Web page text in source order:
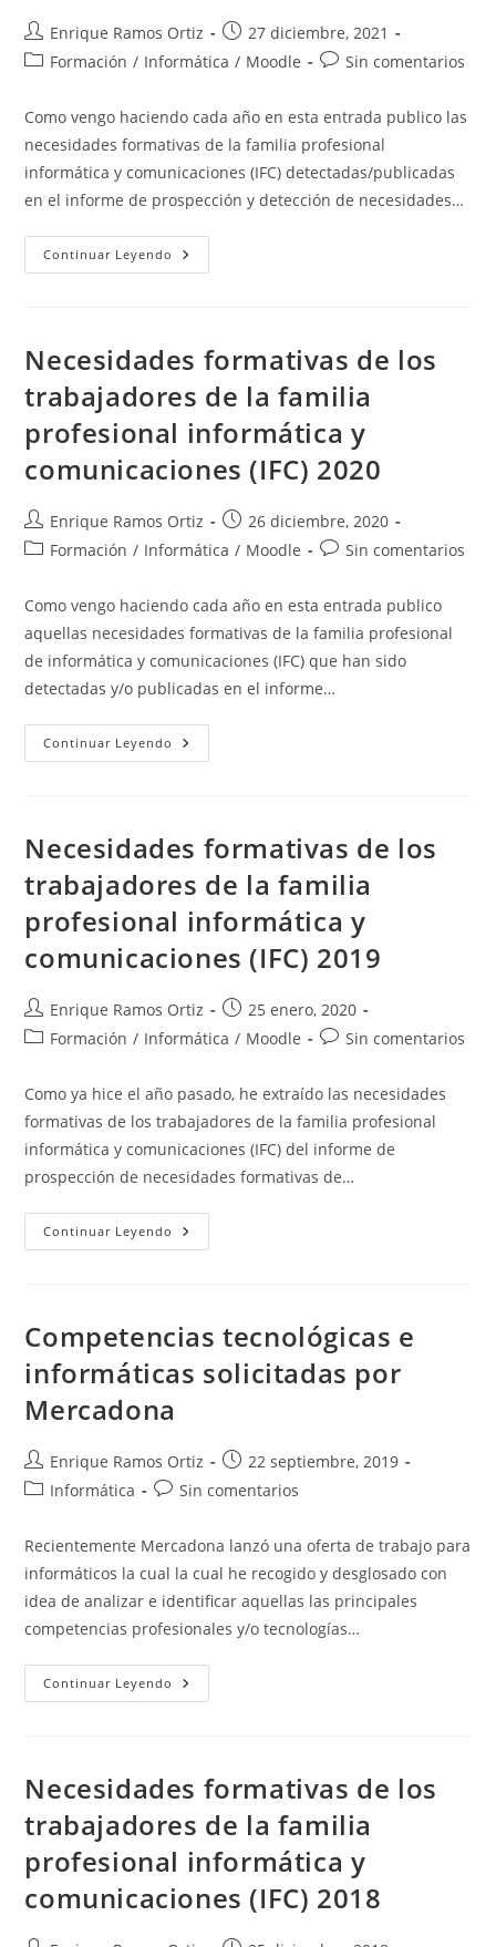
Autor
de
Enrique Ramos Ortiz
Publicación
de
27 diciembre, 2021
Categoría
la
entrada:
Formación / Informática / Moodle
Comentarios
entrada:
Sin comentarios
Como vengo haciendo cada año en esta entrada publico las
necesidades formativas de la familia profesional
informática y comunicaciones (IFC) detectadas/publicadas
en el informe de prospección y detección de necesidades…
Continuar Leyendo Necesidades
Formativas
Familia
Informática
Y
Comunicaciones
(IFC)
2021
Necesidades formativas de los
trabajadores de la familia
profesional informática y
comunicaciones (IFC) 2020
Autor
de
Enrique Ramos Ortiz
Publicación
de
26 diciembre, 2020
Categoría
la
entrada:
Formación / Informática / Moodle
Comentarios
entrada:
Sin comentarios
Como vengo haciendo cada año en esta entrada publico
aquellas necesidades formativas de la familia profesional
de informática y comunicaciones (IFC) que han sido
detectadas y/o publicadas en el informe…
Continuar Leyendo Necesidades
Formativas
Familia
Informática
Y
Comunicaciones
(IFC)
2020
Necesidades formativas de los
trabajadores de la familia
profesional informática y
comunicaciones (IFC) 2019
Autor
de
Enrique Ramos Ortiz
Publicación
de
25 enero, 2020
Categoría
la
entrada:
Formación / Informática / Moodle
Comentarios
la
entrada:
Sin comentarios
Como ya hice el año pasado, he extraído las necesidades
formativas de los trabajadores de la familia profesional
informática y comunicaciones (IFC) del informe de
prospección de necesidades formativas de…
Continuar Leyendo Necesidades
Formativas
La
Familia
Informática
Y
Comunicaciones
(IFC)
Competencias tecnológicas e
informáticas solicitadas por
Mercadona
Autor
de
Enrique Ramos Ortiz
Publicación
de
22 septiembre, 2019
Categoría
la
entrada:
Informática
Comentarios
la
entrada:
Sin comentarios
Recientemente Mercadona lanzó una oferta de trabajo para
informáticos la cual la cual he recogido y desglosado con
idea de analizar e identificar aquellas las principales
competencias profesionales y/o tecnologías…
Continuar Leyendo Competencias
Tecnológicas
Mercadona
Necesidades formativas de los
trabajadores de la familia
profesional informática y
comunicaciones (IFC) 2018